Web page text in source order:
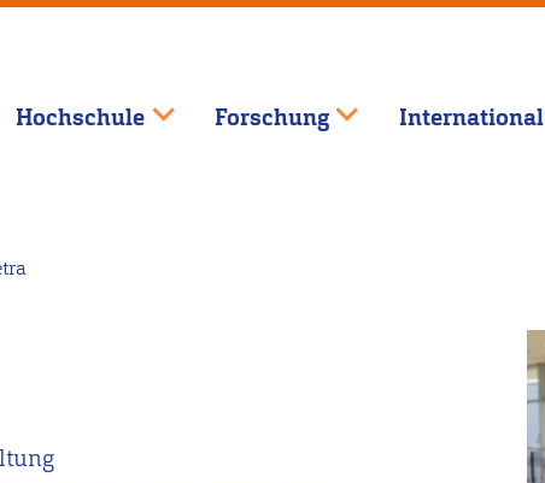
Hochschule Forschung International